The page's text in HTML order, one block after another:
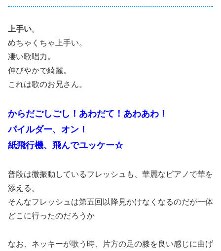
上手い。
めちゃくちゃ上手い。
凄い歌唱力。
伸びやかで綺麗。
これは歌のお兄さん。
からだごしごし！あわだて！あわあわ！
パイルダー、オン！
紙飛行機、飛んでユッケー☆
普段は微振動しているフレッシュも、華麗なピアノで華を
添える。
そんなフレッシュは第五回以降見かけなくなるのだが一体
どこに行ったのだろうか
なお、ネッキーが歌う時、片方の足の膝を良い感じに曲げ